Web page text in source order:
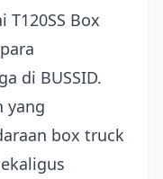
Box
di BUSSID.
yang
box truck